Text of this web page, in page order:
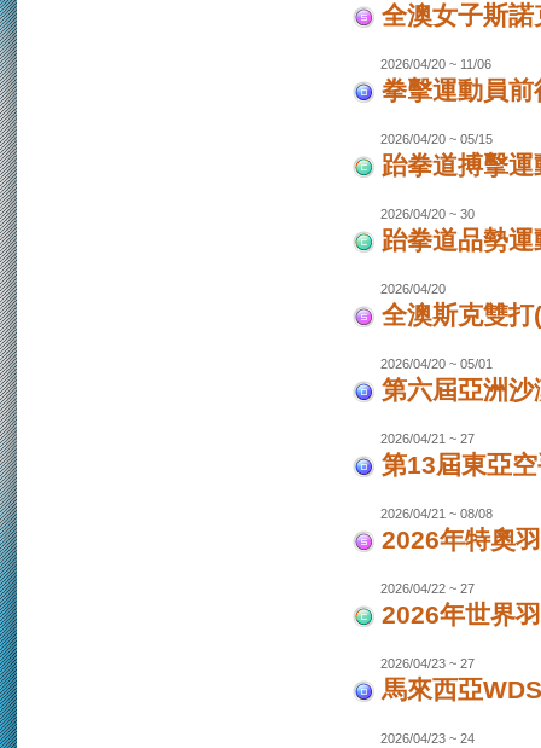
全澳女子斯諾
2026/04/20 ~ 11/06
拳擊運動員
2026/04/20 ~ 05/15
跆拳道搏擊
2026/04/20 ~ 30
跆拳道品勢
2026/04/20
全澳斯克雙
2026/04/20 ~ 05/01
第六屆亞洲
2026/04/21 ~ 27
第13屆東亞
2026/04/21 ~ 08/08
2026年特奧
2026/04/22 ~ 27
2026年世界
2026/04/23 ~ 27
馬來西亞
2026/04/23 ~ 24